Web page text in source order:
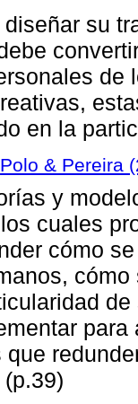
su
de
en la
Polo & Pereira
y
cuales
cómo